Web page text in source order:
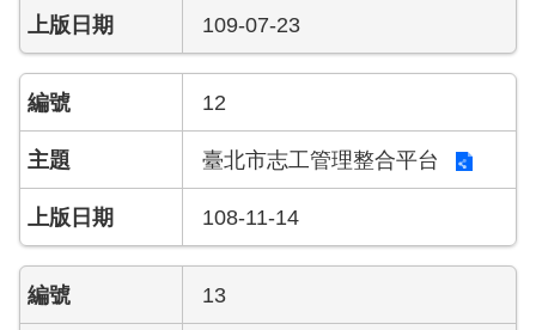
資
料
保
護
區
性
別
主
流
化
109-07-23
12
臺北市志工管理整合平台
108-11-14
13